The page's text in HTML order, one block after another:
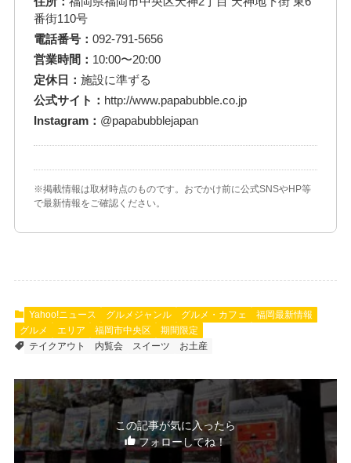
番街110号
電話番号： 092-791-5656
営業時間： 10:00〜20:00
定休日： 施設に準ずる
公式サイト： http://www.papabubble.co.jp
Instagram： @papabubblejapan
※掲載情報は取材時点のものです。おでかけ前に公式SNSやHP等
で最新情報をご確認ください。
Yahoo!ニュース グルメジャンル グルメ・カフェ
福岡最新情報
グルメ
エリア 福岡市中央区
期間限定
テイクアウト
内覧会 スイーツ お土産
この記事が気に入ったら
フォローしてね！